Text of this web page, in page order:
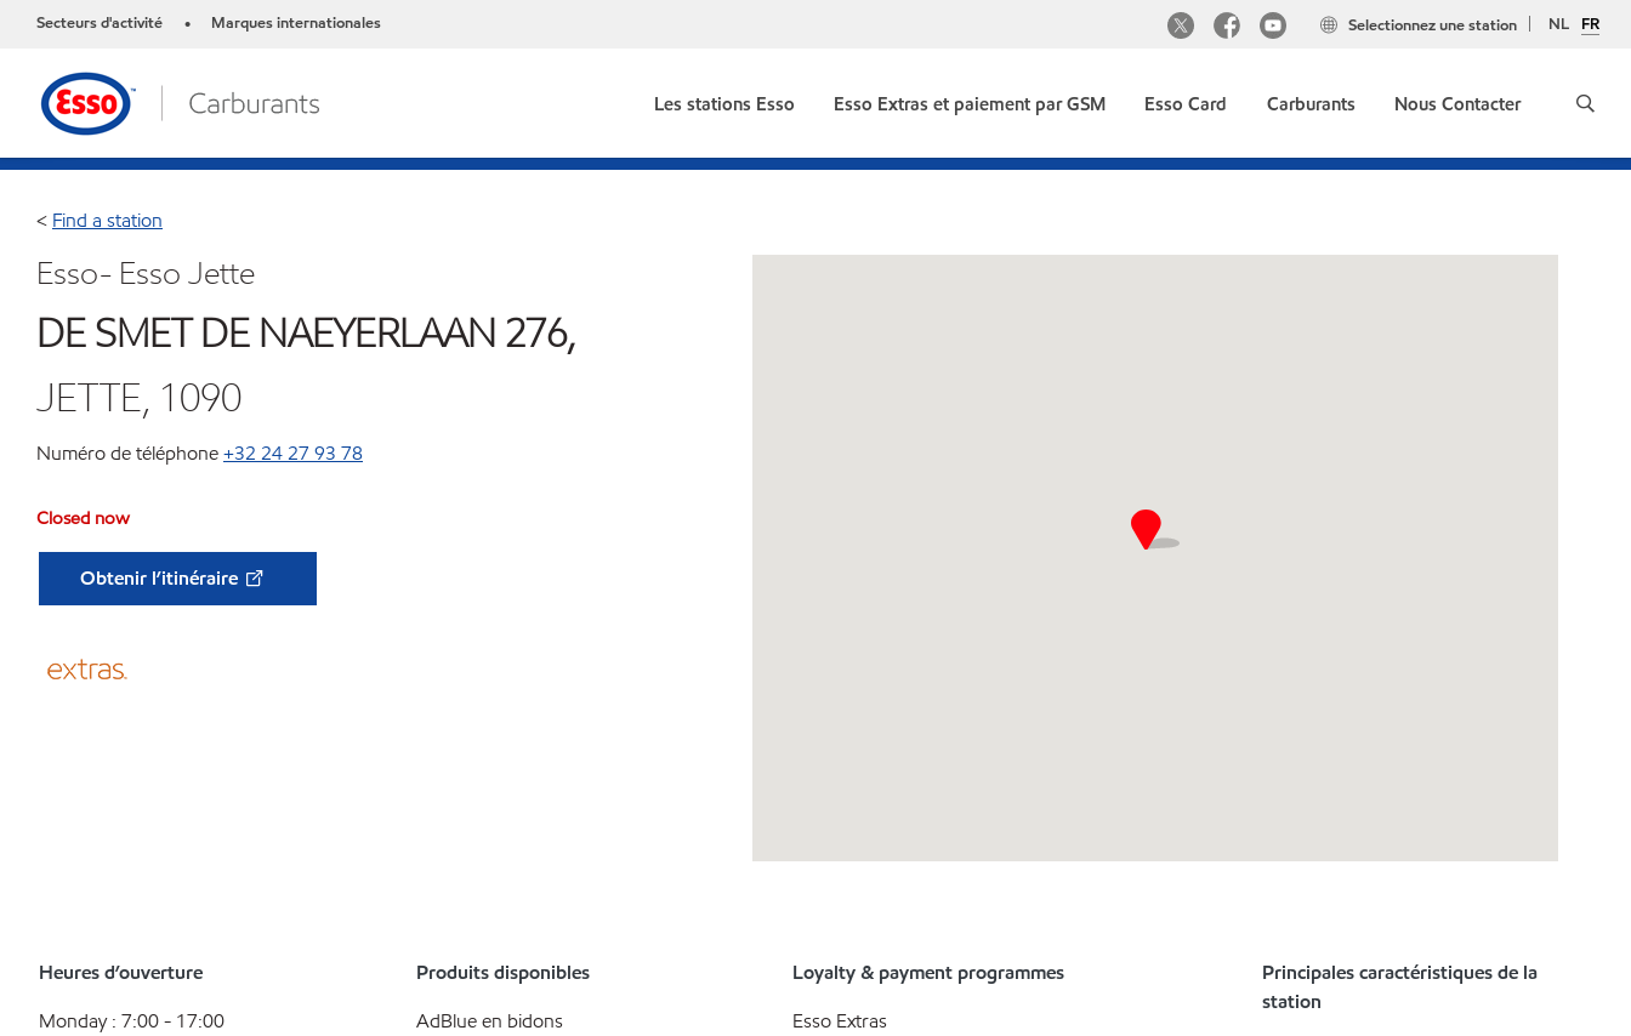
Secteurs d'activité • Marques internationales NL FR
Selectionnez une station
Les stations Esso Esso Extras et paiement par GSM Esso Card Carburants Nous Contacter
< Find a station
Esso- Esso Jette
DE SMET DE NAEYERLAAN 276,
JETTE, 1090
Numéro de téléphone+32 24 27 93 78
Closed now
Obtenir l’itinéraire
Heures d’ouverture
Monday : 7:00 - 17:00
Produits disponibles
AdBlue en bidons
Loyalty & payment programmes
Esso Extras
Principales caractéristiques de la
station